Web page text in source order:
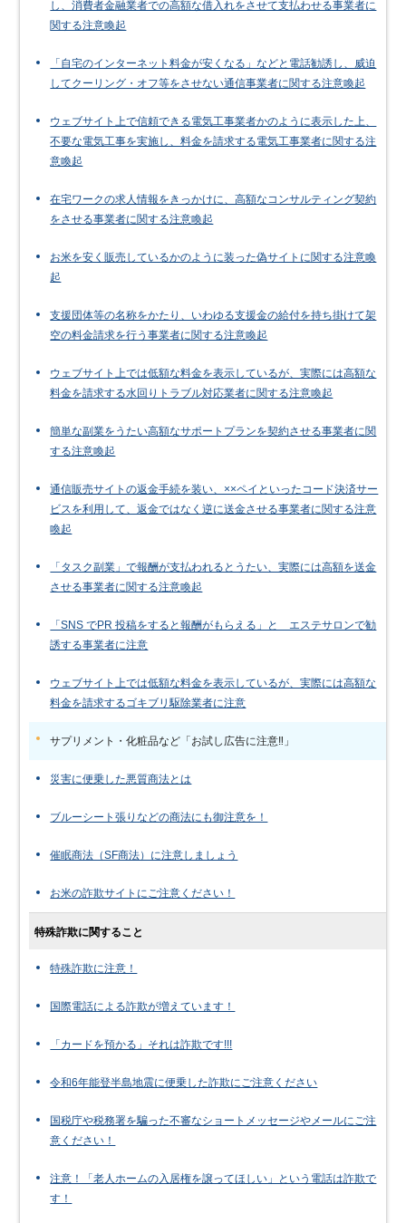
し、消費者金融業者での高額な借入れをさせて支払わせる事業者に
関する注意喚起
「自宅のインターネット料金が安くなる」などと電話勧誘し、威迫
してクーリング・オフ等をさせない通信事業者に関する注意喚起
ウェブサイト上で信頼できる電気工事業者かのように表示した上、
不要な電気工事を実施し、料金を請求する電気工事業者に関する注
意喚起
在宅ワークの求人情報をきっかけに、高額なコンサルティング契約
をさせる事業者に関する注意喚起
お米を安く販売しているかのように装った偽サイトに関する注意喚
起
支援団体等の名称をかたり、いわゆる支援金の給付を持ち掛けて架
空の料金請求を行う事業者に関する注意喚起
ウェブサイト上では低額な料金を表示しているが、実際には高額な
料金を請求する水回りトラブル対応業者に関する注意喚起
簡単な副業をうたい高額なサポートプランを契約させる事業者に関
する注意喚起
通信販売サイトの返金手続を装い、××ペイといったコード決済サー
ビスを利用して、返金ではなく逆に送金させる事業者に関する注意
喚起
「タスク副業」で報酬が支払われるとうたい、実際には高額を送金
させる事業者に関する注意喚起
「SNS でPR 投稿をすると報酬がもらえる」と エステサロンで勧
誘する事業者に注意
ウェブサイト上では低額な料金を表示しているが、実際には高額な
料金を請求するゴキブリ駆除業者に注意
サプリメント・化粧品など「お試し広告に注意‼」
災害に便乗した悪質商法とは
ブルーシート張りなどの商法にも御注意を！
催眠商法（SF商法）に注意しましょう
お米の詐欺サイトにご注意ください！
特殊詐欺に関すること
特殊詐欺に注意！
国際電話による詐欺が増えています！
「カードを預かる」それは詐欺です!!!
令和6年能登半島地震に便乗した詐欺にご注意ください
国税庁や税務署を騙った不審なショートメッセージやメールにご注
意ください！
注意！「老人ホームの入居権を譲ってほしい」という電話は詐欺で
す！